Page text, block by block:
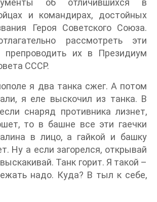
об отличившихся в
и командирах, достойных
Героя Советского Союза.
рассмотреть эти
их в Президиум
СССР.
я два танка сжег. А потом
я еле выскочил из танка. В
снаряд противника лизнет,
то в башне все эти гаечки
в лицо, а гайкой и башку
Ну а если загорелся, открывай
Танк горит. Я такой –
надо. Куда? В тыл к себе,